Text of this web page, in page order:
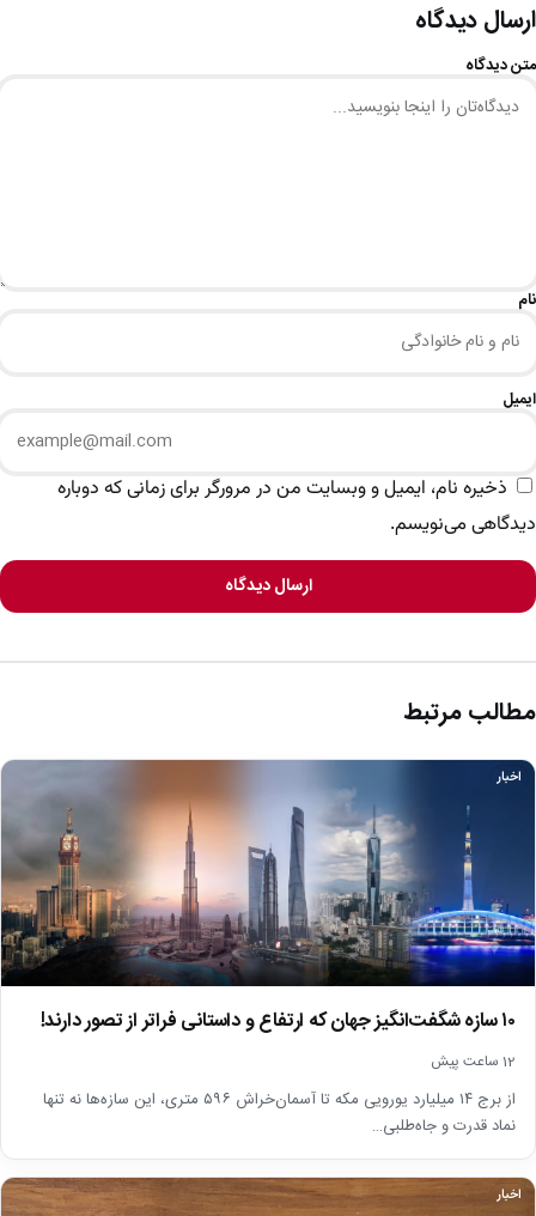
ارسال دیدگاه
متن دیدگاه
نام
ایمیل
ذخیره نام، ایمیل و وبسایت من در مرورگر برای زمانی که دوباره
دیدگاهی می‌نویسم.
ارسال دیدگاه
مطالب مرتبط
اخبار
۱۰ سازه شگفت‌انگیز جهان که ارتفاع و داستانی فراتر از تصور دارند!
12 ساعت پیش
از برج ۱۴ میلیارد یورویی مکه تا آسمان‌خراش ۵۹۶ متری، این سازه‌ها نه تنها
نماد قدرت و جاه‌طلبی…
اخبار